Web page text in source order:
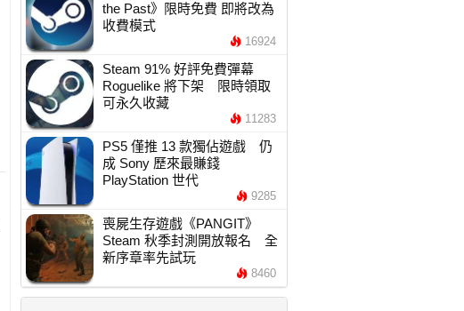
the Past》限時免費 即將改為
收費模式
16924
Steam 91% 好評免費彈幕
Roguelike 將下架 限時領取
可永久收藏
11283
PS5 僅推 13 款獨佔遊戲 仍
成 Sony 歷來最賺錢
PlayStation 世代
9285
喪屍生存遊戲《PANGIT》
Steam 秋季封測開放報名 全
新序章率先試玩
8460